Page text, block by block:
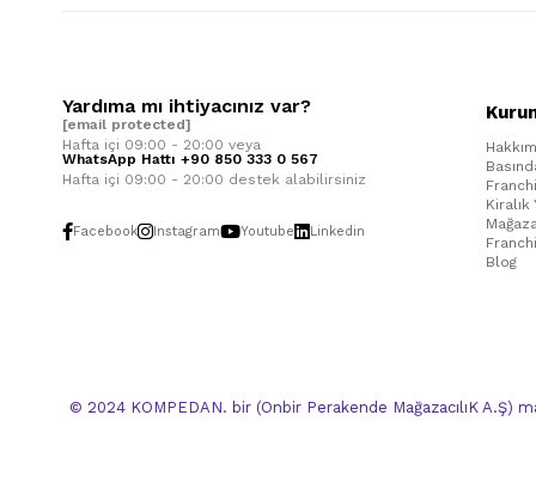
Yardıma mı ihtiyacınız var?
[email protected]
Hafta içi 09:00 - 20:00 veya
WhatsApp Hattı +90 850 333 0 567
Hafta içi 09:00 - 20:00 destek alabilirsiniz
Facebook Instagram Youtube Linkedin
Kiralık
Blog
© 2024 KOMPEDAN. bir (Onbir Perakende MağazacılıK A.Ş)